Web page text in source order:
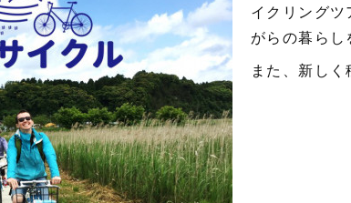
イクリング
がらの暮らし
また、新し